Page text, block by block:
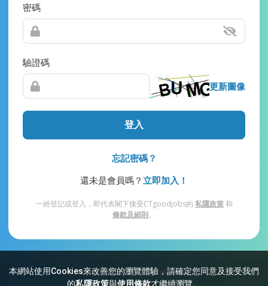
本網站使用Cookies來改善您的瀏覽體驗，請確定您同意及接受我們
的私隱政策與使用條款才繼續瀏覽。
密碼
驗證碼
更新圖像
登入
忘記密碼？
還未是會員嗎？ 立即加入！
一經登記或登入，即代表閣下接受CTgoodjobs的 私隱政策和
條款及細則。
網站索引 常見問題 私隱 條款及細則